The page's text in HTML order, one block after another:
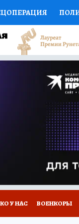
СПОРТ
НА СПОРТ
НОВОЕ
У НАС ВОЕНКОРЫ